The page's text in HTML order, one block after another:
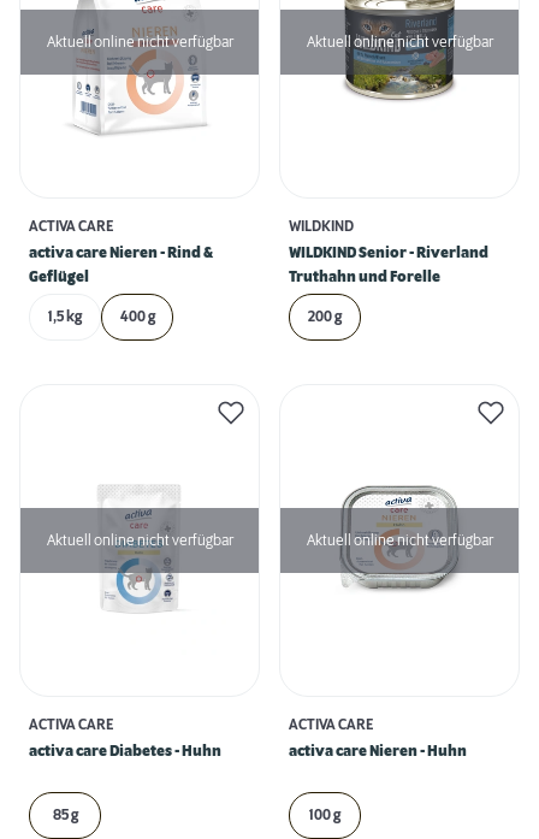
Aktuell online nicht verfügbar
ACTIVA CARE
activa care Nieren - Rind &
Geflügel
1,5 kg 400 g
Aktuell online nicht verfügbar
WILDKIND
WILDKIND Senior - Riverland
Truthahn und Forelle
200 g
Aktuell online nicht verfügbar
ACTIVA CARE
activa care Diabetes - Huhn
85 g
Aktuell online nicht verfügbar
ACTIVA CARE
activa care Nieren - Huhn
100 g